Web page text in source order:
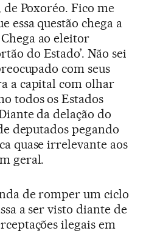
Poxoréo. Fico me
essa questão chega a
ao eleitor
do Estado’. Não sei
com seus
a capital com olhar
todos os Estados
da delação do
deputados pegando
quase irrelevante aos
geral.
de romper um ciclo
a ser visto diante de
ilegais em